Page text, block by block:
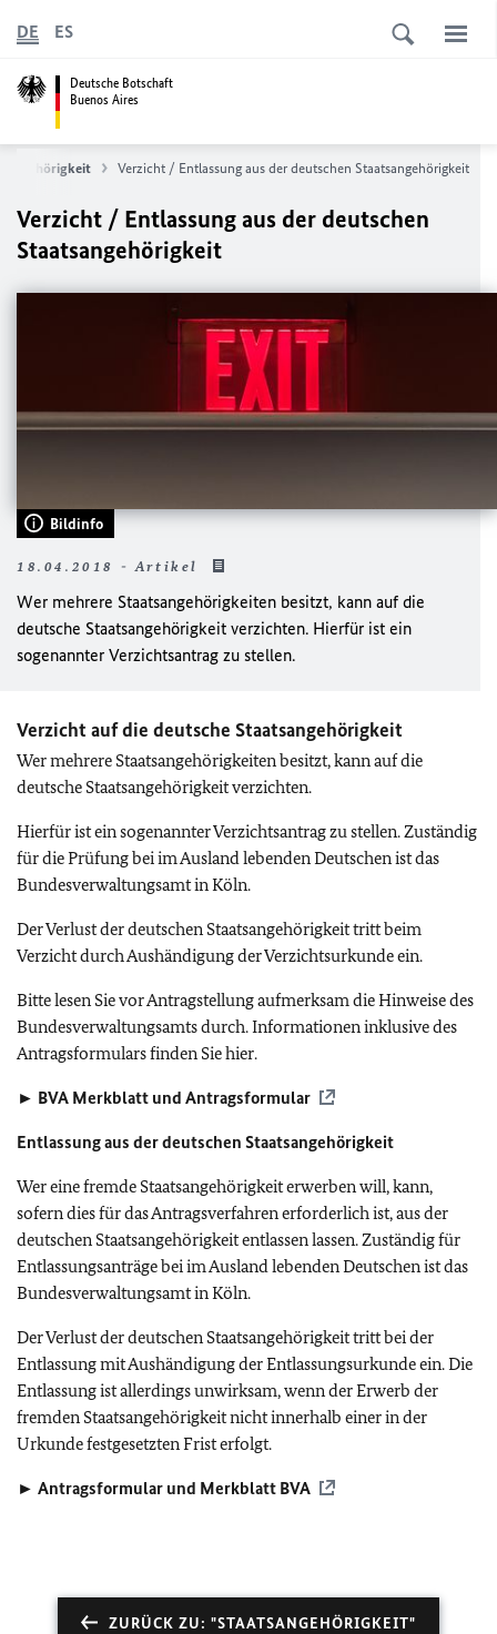
Deutsche Botschaft
Buenos Aires
DE ES
Verzicht / Entlassung aus der deutschen Staatsangehörigkeit
Verzicht / Entlassung aus der deutschen
Staatsangehörigkeit
Bildinfo
18.04.2018 - Artikel
Wer mehrere Staatsangehörigkeiten besitzt, kann auf die
deutsche Staatsangehörigkeit verzichten. Hierfür ist ein
sogenannter Verzichtsantrag zu stellen.
Verzicht auf die deutsche Staatsangehörigkeit
Wer mehrere Staatsangehörigkeiten besitzt, kann auf die
deutsche Staatsangehörigkeit verzichten.
Hierfür ist ein sogenannter Verzichtsantrag zu stellen. Zuständig
für die Prüfung bei im Ausland lebenden Deutschen ist das
Bundesverwaltungsamt in Köln.
Der Verlust der deutschen Staatsangehörigkeit tritt beim
Verzicht durch Aushändigung der Verzichtsurkunde ein.
Bitte lesen Sie vor Antragstellung aufmerksam die Hinweise des
Bundesverwaltungsamts durch. Informationen inklusive des
Antragsformulars finden Sie hier.
► BVA Merkblatt und Antragsformular
Entlassung aus der deutschen Staatsangehörigkeit
Wer eine fremde Staatsangehörigkeit erwerben will, kann,
sofern dies für das Antragsverfahren erforderlich ist, aus der
deutschen Staatsangehörigkeit entlassen lassen. Zuständig für
Entlassungsanträge bei im Ausland lebenden Deutschen ist das
Bundesverwaltungsamt in Köln.
Der Verlust der deutschen Staatsangehörigkeit tritt bei der
Entlassung mit Aushändigung der Entlassungsurkunde ein. Die
Entlassung ist allerdings unwirksam, wenn der Erwerb der
fremden Staatsangehörigkeit nicht innerhalb einer in der
Urkunde festgesetzten Frist erfolgt.
► Antragsformular und Merkblatt BVA
ZURÜCK ZU: "STAATSANGEHÖRIGKEIT"